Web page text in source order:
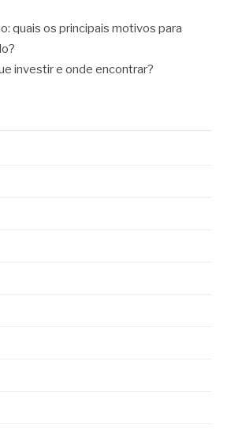
quais os principais motivos para
investir e onde encontrar?